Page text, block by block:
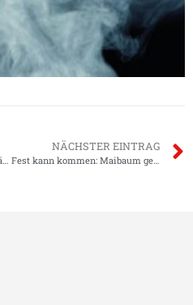
NÄCHSTER EINTRAG
Fest kann kommen: Maibaum geholt.